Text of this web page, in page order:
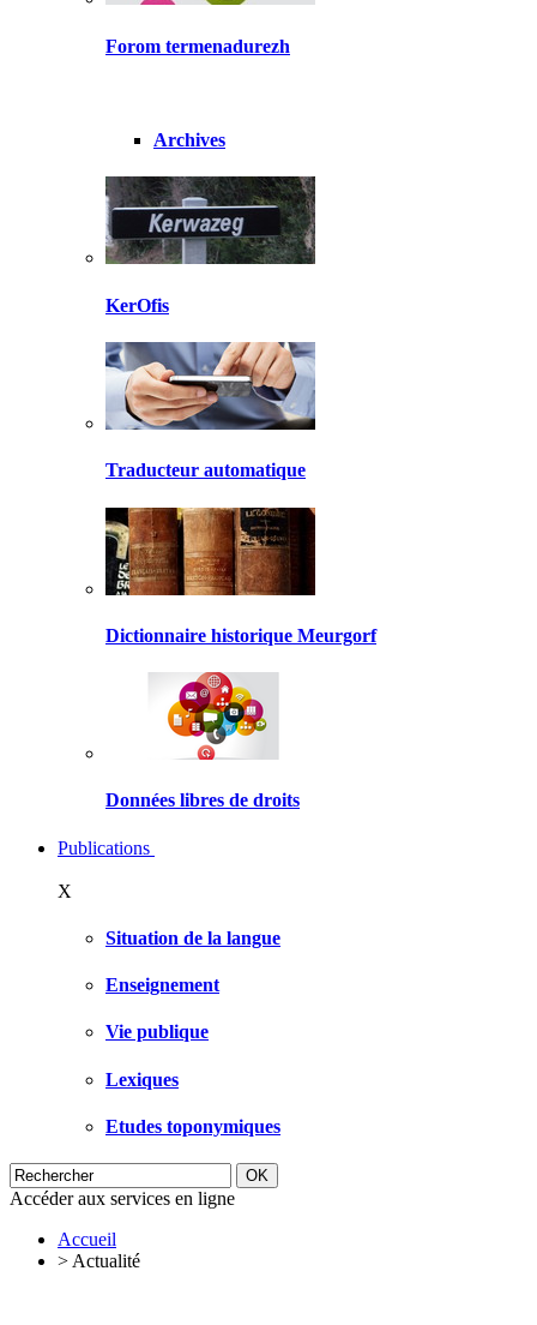
Forom termenadurezh
Archives
KerOfis
Traducteur automatique
Dictionnaire historique Meurgorf
Données libres de droits
Publications
X
Situation de la langue
Enseignement
Vie publique
Lexiques
Etudes toponymiques
Accéder aux services en ligne
Accueil
> Actualité